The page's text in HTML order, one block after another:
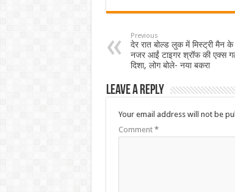
Previous
देर रात बोल्ड लुक में मिस्ट्री मैन
नजर आईं टाइगर श्रॉफ की एक्स
दिशा, लोग बोले- नया बकरा
Leave a Reply
Your email address will not be
Comment *